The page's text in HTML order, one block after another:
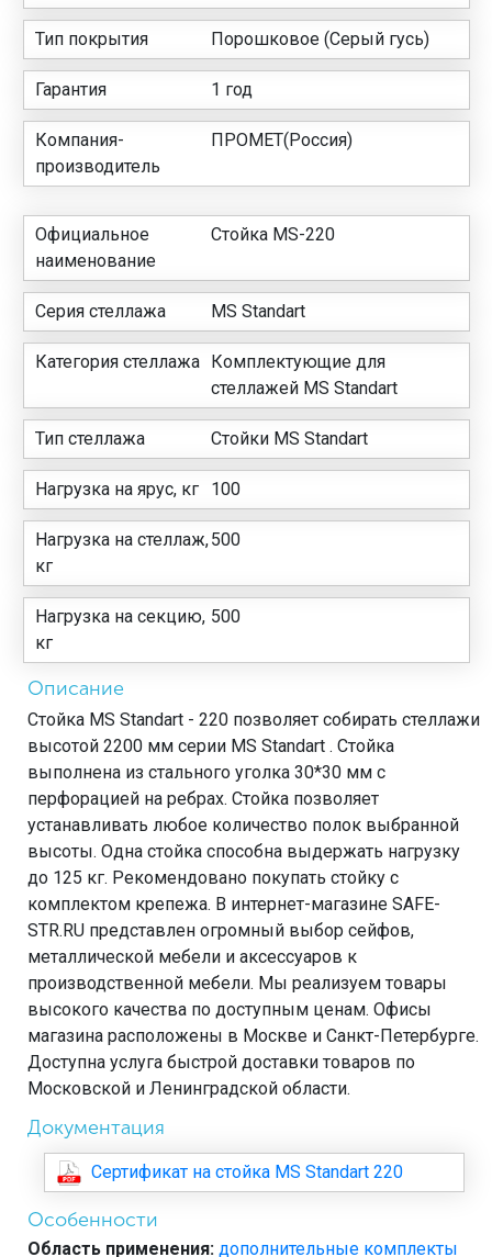
Тип покрытия Порошковое (Серый гусь)
Гарантия 1 год
Компания-
производитель
ПРОМЕТ(Россия)
Официальное
наименование
Стойка MS-220
Серия стеллажа MS Standart
Категория стеллажа Комплектующие для
стеллажей MS Standart
Тип стеллажа Стойки MS Standart
Нагрузка на ярус, кг 100
Нагрузка на стеллаж,
кг
500
Нагрузка на секцию,
кг
500
Описание
Стойка MS Standart - 220 позволяет собирать стеллажи
высотой 2200 мм серии MS Standart . Стойка
выполнена из стального уголка 30*30 мм с
перфорацией на ребрах. Стойка позволяет
устанавливать любое количество полок выбранной
высоты. Одна стойка способна выдержать нагрузку
до 125 кг. Рекомендовано покупать стойку с
комплектом крепежа. В интернет-магазине SAFE-
STR.RU представлен огромный выбор сейфов,
металлической мебели и аксессуаров к
производственной мебели. Мы реализуем товары
высокого качества по доступным ценам. Офисы
магазина расположены в Москве и Санкт-Петербурге.
Доступна услуга быстрой доставки товаров по
Московской и Ленинградской области.
Документация
Сертификат на стойка MS Standart 220
Особенности
Область применения: дополнительные комплекты